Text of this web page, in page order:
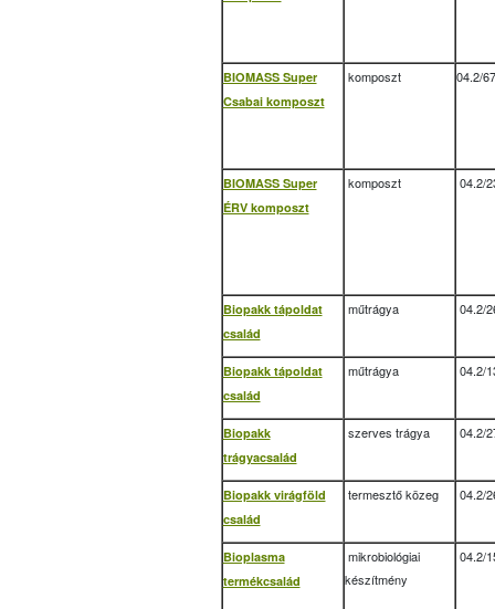
BIOMASS Super
Csabai komposzt
komposzt 04.2/
BIOMASS Super
ÉRV komposzt
komposzt 04.2/
Biopakk tápoldat
család
műtrágya 04.2/
Biopakk tápoldat
család
műtrágya 04.2/
Biopakk
trágyacsalád
szerves trágya 04.2/
Biopakk virágföld
család
termesztő közeg 04.2/
Bioplasma
termékcsalád
mikrobiológiai
készítmény
04.2/